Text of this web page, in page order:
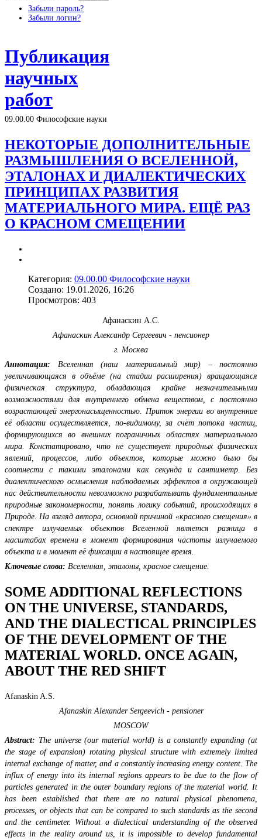
Забыли пароль?
Забыли логин?
Публикация
научных
работ
09.00.00 Философские науки
НЕКОТОРЫЕ ДОПОЛНИТЕЛЬНЫЕ
РАЗМЫШЛЕНИЯ О ВСЕЛЕННОЙ,
ЭТАЛОНАХ И ДИАЛЕКТИЧЕСКИХ
ПРИНЦИПАХ РАЗВИТИЯ
МАТЕРИАЛЬНОГО МИРА. ЕЩЁ РАЗ
О КРАСНОМ СМЕЩЕНИИ
Категория: 09.00.00 Философские науки
Создано: 19.01.2026, 16:26
Просмотров: 403
Афанаскин А.С.
Афанаскин Александр Сергеевич - пенсионер
г. Москва
Аннотация: Вселенная (наш материальный мир) – постоянно
увеличивающаяся в объёме (на стадии расширения) вращающаяся
физическая структура, обладающая крайне незначительными
возможностями для внутреннего обмена веществом, с постоянно
возрастающей энергонасыщенностью. Приток энергии во внутренние
её области осуществляется, по-видимому, за счёт потока частиц,
формирующихся во внешних пограничных областях материального
мира. Констатировано, что не существует природных физических
явлений, процессов, либо объектов, которые можно было бы
соотнести с такими эталонами как секунда и сантиметр. Без
диалектического осмысления наблюдаемых эффектов в окружающей
нас действительности невозможно разрабатывать фундаментальные
природные закономерности, понять логику событий, происходящих в
Природе. На взгляд автора, основной причиной «красного смещения» в
спектре излучаемых объектов Вселенной является разница в
масштабах времени в момент формирования частоты излучаемого
объекта и в момент её фиксации в настоящее время.
Ключевые слова: Вселенная, эталоны, красное смещение.
SOME ADDITIONAL REFLECTIONS
ON THE UNIVERSE, STANDARDS,
AND THE DIALECTICAL PRINCIPLES
OF THE DEVELOPMENT OF THE
MATERIAL WORLD. ONCE AGAIN,
ABOUT THE RED SHIFT
Afanaskin A.S.
Afanaskin Alexander Sergeevich - pensioner
MOSCOW
Abstract: The universe (our material world) is a constantly expanding (at
the stage of expansion) rotating physical structure with extremely limited
internal exchange of matter, and a constantly increasing energy content. The
influx of energy into its internal regions appears to be due to the flow of
particles generated in the outer boundary regions of the material world. It
has been established that there are no natural physical phenomena,
processes, or objects that can be compared to such standards as the second
and the centimeter. Without a dialectical understanding of the observed
effects in the reality around us, it is impossible to develop fundamental